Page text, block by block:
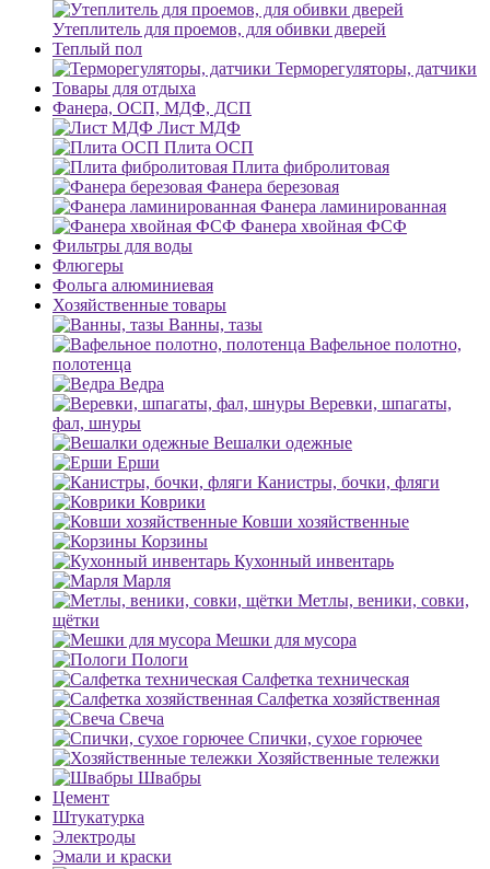
Утеплитель для проемов, для обивки дверей
Теплый пол
Терморегуляторы, датчики
Товары для отдыха
Фанера, ОСП, МДФ, ДСП
Лист МДФ
Плита ОСП
Плита фибролитовая
Фанера березовая
Фанера ламинированная
Фанера хвойная ФСФ
Фильтры для воды
Флюгеры
Фольга алюминиевая
Хозяйственные товары
Ванны, тазы
Вафельное полотно,
полотенца
Ведра
Веревки, шпагаты,
фал, шнуры
Вешалки одежные
Ерши
Канистры, бочки, фляги
Коврики
Ковши хозяйственные
Корзины
Кухонный инвентарь
Марля
Метлы, веники, совки,
щётки
Мешки для мусора
Пологи
Салфетка техническая
Салфетка хозяйственная
Свеча
Спички, сухое горючее
Хозяйственные тележки
Швабры
Цемент
Штукатурка
Электроды
Эмали и краски